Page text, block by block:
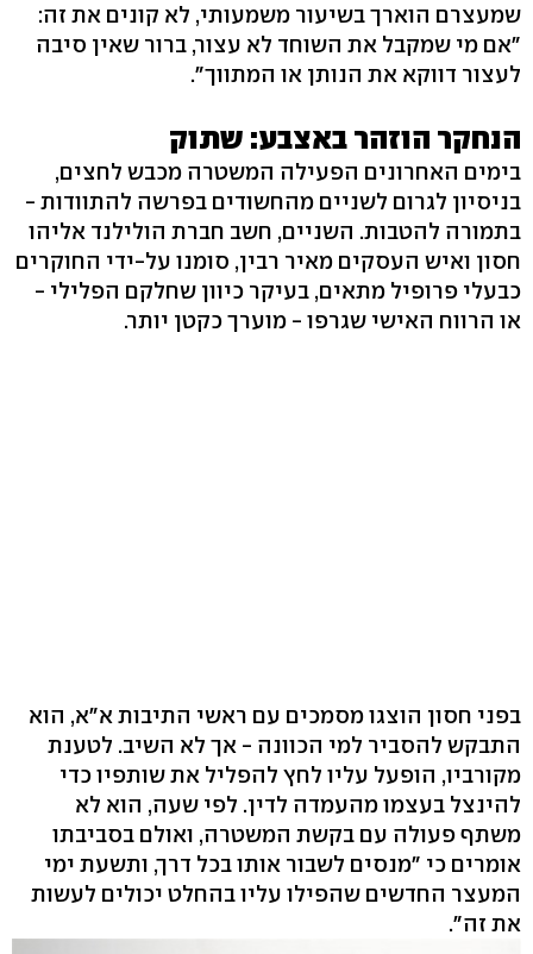
שמעצרם הוארך בשיעור משמעותי, לא קונים את זה:
"אם מי שמקבל את השוחד לא עצור, ברור שאין סיבה
לעצור דווקא את הנותן או המתווך".
הנחקר הוזהר באצבע: שתוק
בימים האחרונים הפעילה המשטרה מכבש לחצים,
בניסיון לגרום לשניים מהחשודים בפרשה להתוודות -
בתמורה להטבות. השניים, חשב חברת הולילנד אליהו
חסון ואיש העסקים מאיר רבין, סומנו על-ידי החוקרים
כבעלי פרופיל מתאים, בעיקר כיוון שחלקם הפלילי -
או הרווח האישי שגרפו - מוערך כקטן יותר.
בפני חסון הוצגו מסמכים עם ראשי התיבות א"א, הוא
התבקש להסביר למי הכוונה - אך לא השיב. לטענת
מקורביו, הופעל עליו לחץ להפליל את שותפיו כדי
להינצל בעצמו מהעמדה לדין. לפי שעה, הוא לא
משתף פעולה עם בקשת המשטרה, ואולם בסביבתו
אומרים כי "מנסים לשבור אותו בכל דרך, ותשעת ימי
המעצר החדשים שהפילו עליו בהחלט יכולים לעשות
את זה".